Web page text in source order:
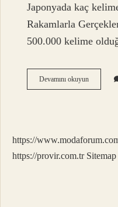
Japonyada kaç
Rakamlarla
500.000 kelime
Devamını okuyunJaponyada
Kaç
https://
https://provir.com.tr Sitemap